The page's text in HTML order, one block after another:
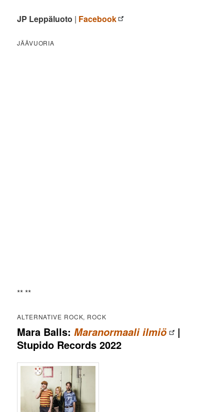
JP Leppäluoto | Facebook
JÄÄVUORIA
** **
ALTERNATIVE ROCK, ROCK
Mara Balls:Maranormaali ilmiö
|
Stupido Records 2022